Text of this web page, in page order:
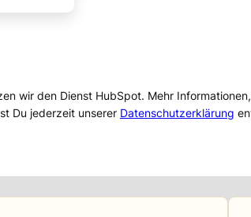
wir den Dienst HubSpot. Mehr
Du jederzeit unserer Datenschutzerklärung